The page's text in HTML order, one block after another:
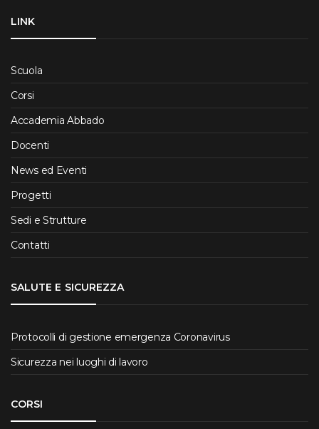
LINK
Scuola
Corsi
Accademia Abbado
Docenti
News ed Eventi
Progetti
Sedi e Strutture
Contatti
SALUTE E SICUREZZA
Protocolli di gestione emergenza Coronavirus
Sicurezza nei luoghi di lavoro
CORSI